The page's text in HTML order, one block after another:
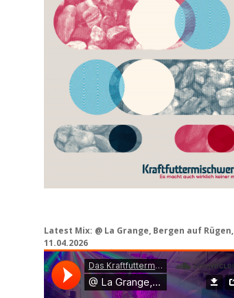
Latest Mix: @ La Grange, Bergen auf Rügen,
11.04.2026